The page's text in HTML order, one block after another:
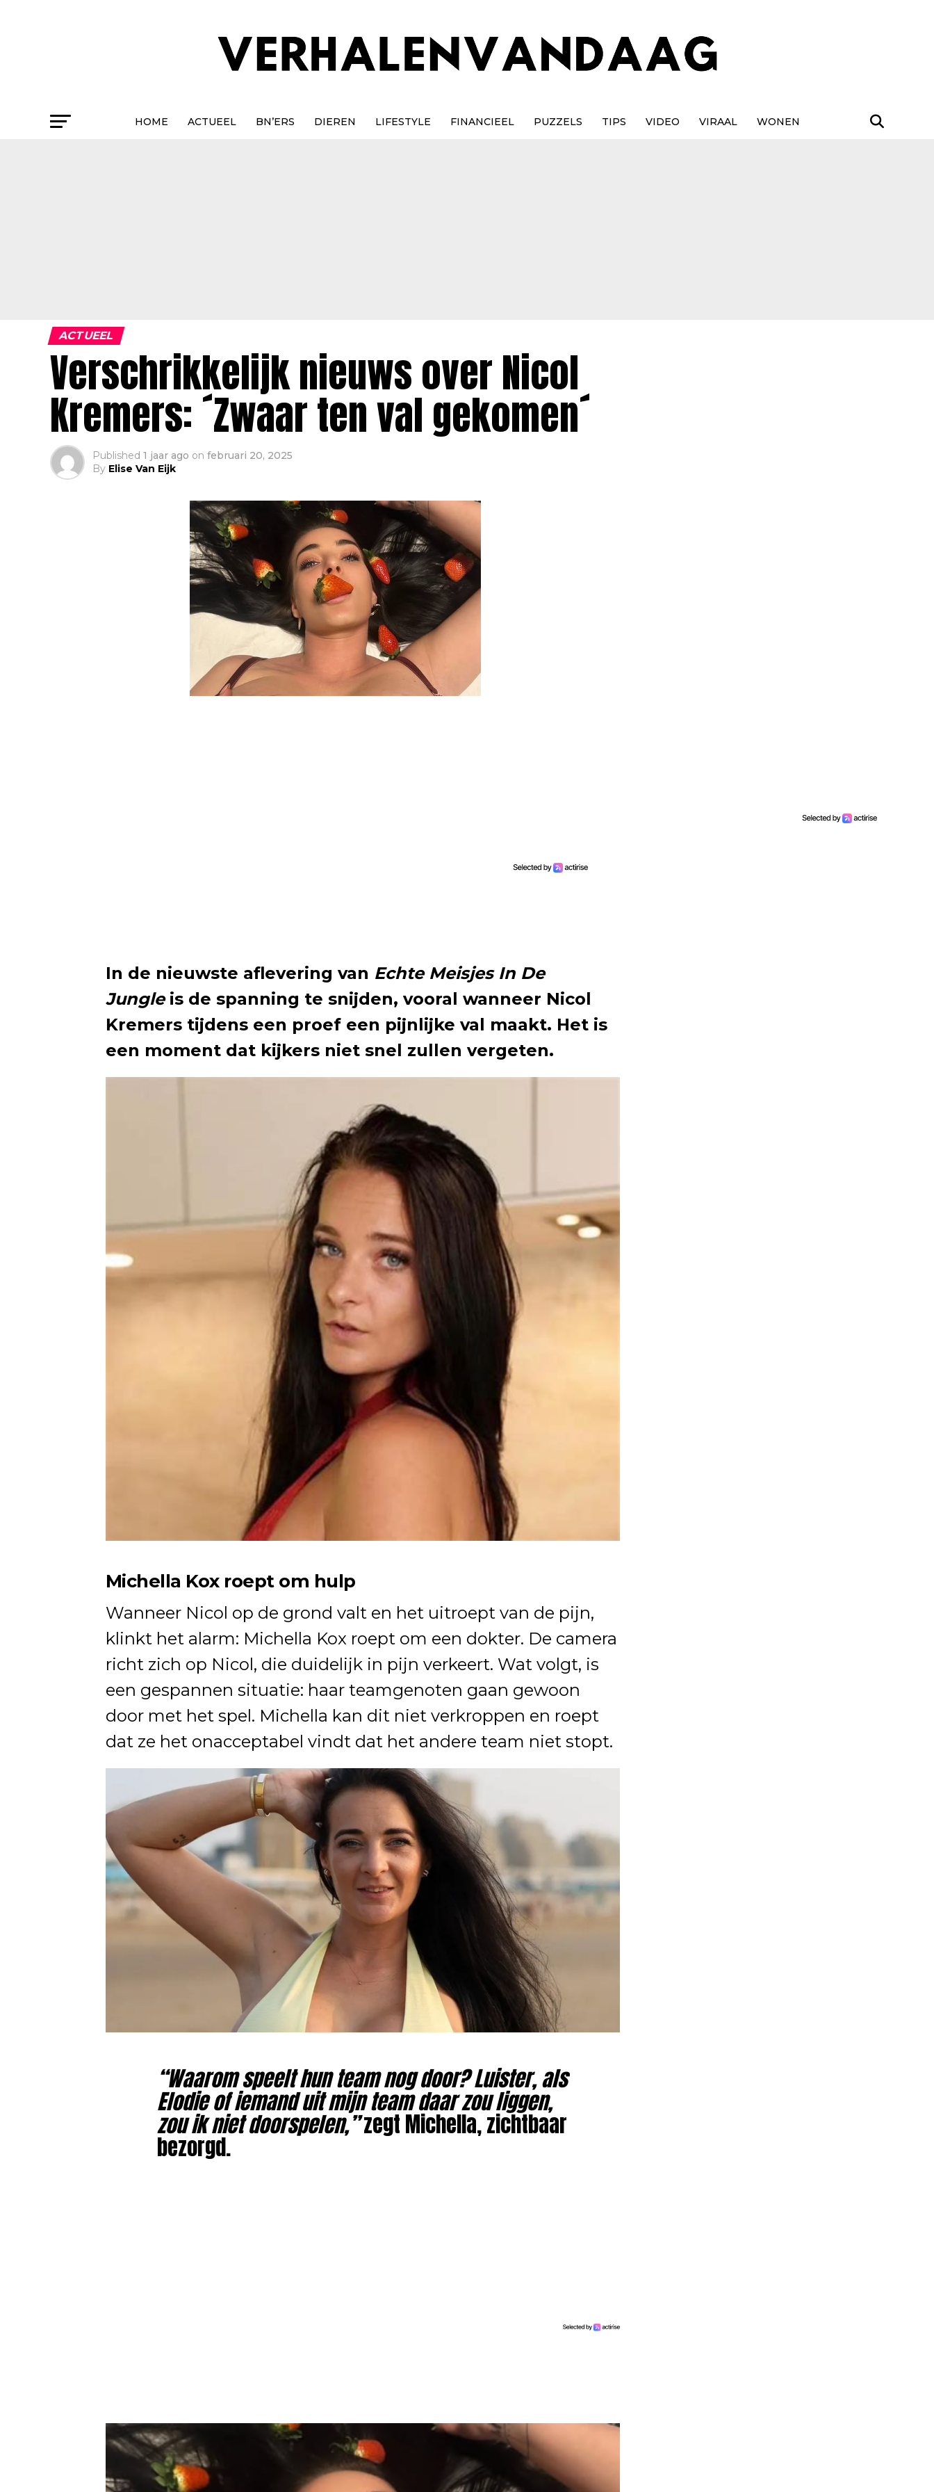
HOME ACTUEEL BN’ERS DIEREN LIFESTYLE FINANCIEEL PUZZELS TIPS VIDEO VIRAAL WONEN
ACTUEEL
Verschrikkelijk nieuws over Nicol
Kremers: ´Zwaar ten val gekomen´
Published 1 jaar ago on februari 20, 2025
By Elise Van Eijk
In de nieuwste aflevering van Echte Meisjes In De
Jungleis de spanning te snijden, vooral wanneer Nicol
Kremers tijdens een proef een pijnlijke val maakt. Het is
een moment dat kijkers niet snel zullen vergeten.
Michella Kox roept om hulp
Wanneer Nicol op de grond valt en het uitroept van de pijn,
klinkt het alarm: Michella Kox roept om een dokter. De camera
richt zich op Nicol, die duidelijk in pijn verkeert. Wat volgt, is
een gespannen situatie: haar teamgenoten gaan gewoon
door met het spel. Michella kan dit niet verkroppen en roept
dat ze het onacceptabel vindt dat het andere team niet stopt.
“Waarom speelt hun team nog door? Luister, als
Elodie of iemand uit mijn team daar zou liggen,
zou ik niet doorspelen,”zegt Michella, zichtbaar
bezorgd.